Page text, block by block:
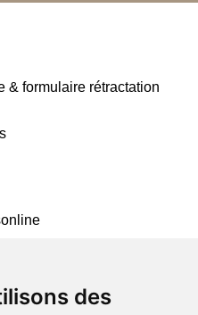
des
& formulaire rétractation